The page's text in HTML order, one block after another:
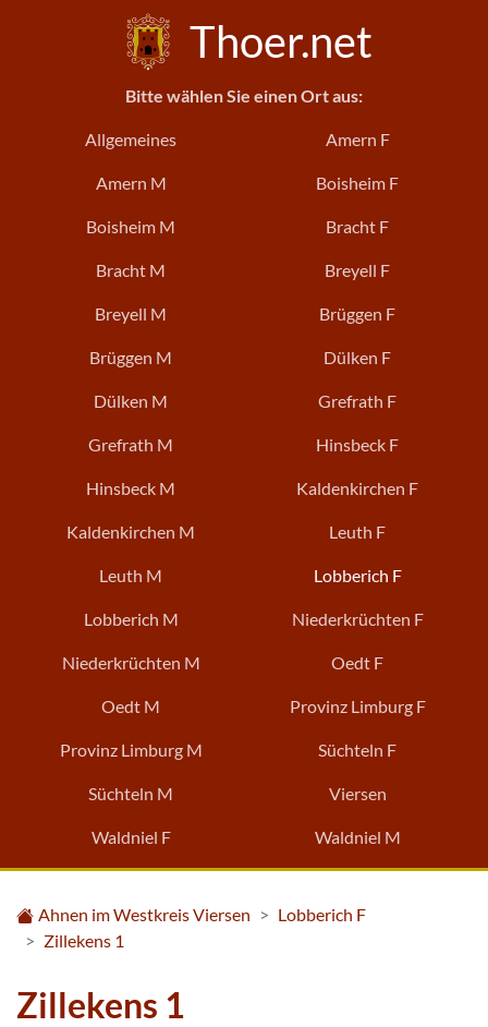
Thoer.net
Bitte wählen Sie einen Ort aus:
Allgemeines Amern F
Amern M Boisheim F
Boisheim M Bracht F
Bracht M Breyell F
Breyell M Brüggen F
Brüggen M Dülken F
Dülken M Grefrath F
Grefrath M Hinsbeck F
Hinsbeck M Kaldenkirchen F
Kaldenkirchen M Leuth F
Leuth M Lobberich F
Lobberich M Niederkrüchten F
Niederkrüchten M Oedt F
Oedt M Provinz Limburg F
Provinz Limburg M Süchteln F
Süchteln M Viersen
Waldniel F Waldniel M
Ahnen im Westkreis Viersen
Lobberich F
Zillekens 1
Zillekens 1